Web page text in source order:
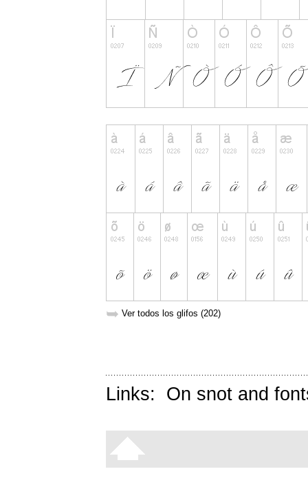
➥ Ver todos los glifos (202)
Links: On snot and